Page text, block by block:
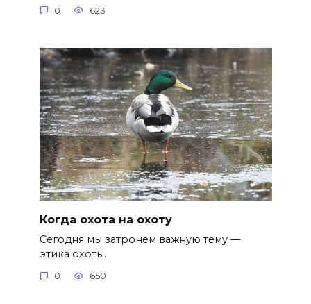
0 623
Когда охота на охоту
Сегодня мы затронем важную тему —
этика охоты.
0 650